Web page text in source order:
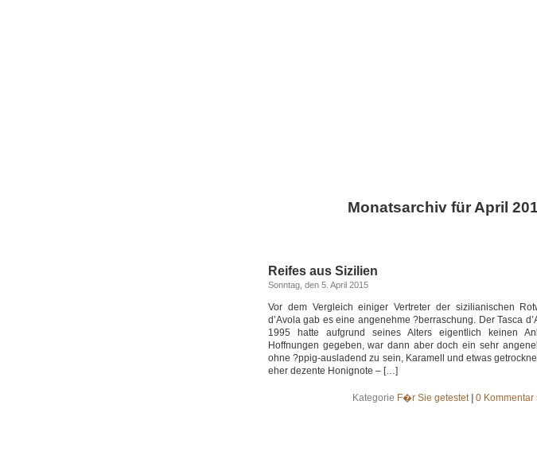
Monatsarchiv für April
Reifes aus Sizilien
Sonntag, den 5. April 2015
Vor dem Vergleich einiger Vertreter der sizilianischen
d’Avola gab es eine angenehme ?berraschung. Der Tasca
1995 hatte aufgrund seines Alters eigentlich keinen
Hoffnungen gegeben, war dann aber doch ein sehr
ohne ?ppig-ausladend zu sein, Karamell und etwas
eher dezente Honignote – […]
Kategorie F�r Sie getestet 0 Kommentar